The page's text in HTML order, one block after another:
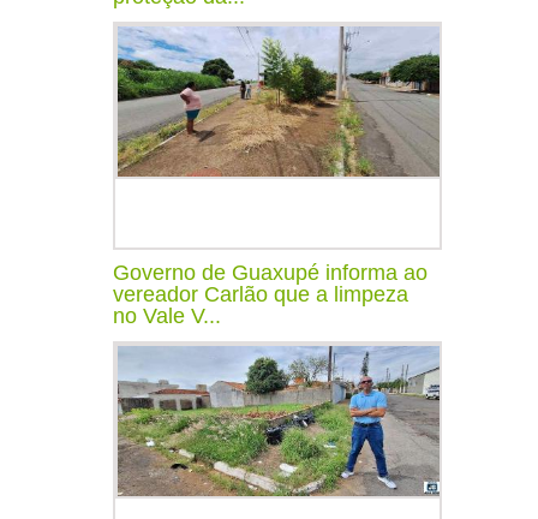
Governo de Guaxupé informa ao
vereador Carlão que a limpeza
no Vale V...